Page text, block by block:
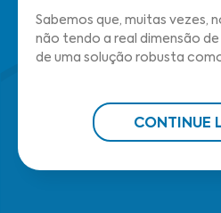
Sabemos que, muitas vezes,
não tendo a real dimensão
de uma solução robusta
CONTINUE